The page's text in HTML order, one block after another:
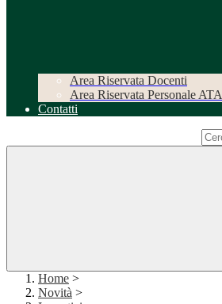
Area Riservata Docenti
Area Riservata Personale ATA
Contatti
Home >
Novità >